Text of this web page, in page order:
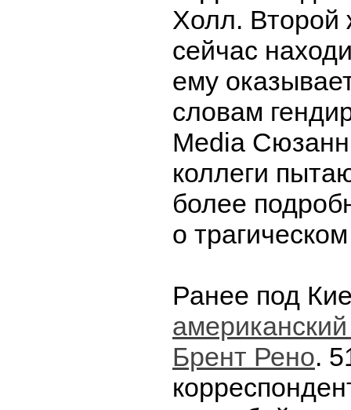
Холл. Второй
сейчас
ему
словам
Media
коллеги
более
о
Ранее под
Брент Рено.